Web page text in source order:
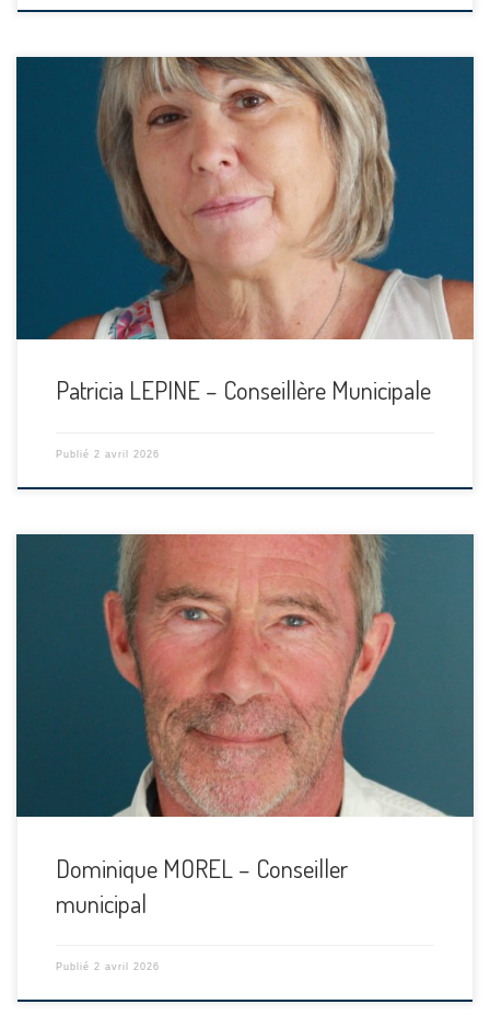
Patricia LEPINE – Conseillère Municipale
Publié 2 avril 2026
Dominique MOREL – Conseiller
municipal
Publié 2 avril 2026